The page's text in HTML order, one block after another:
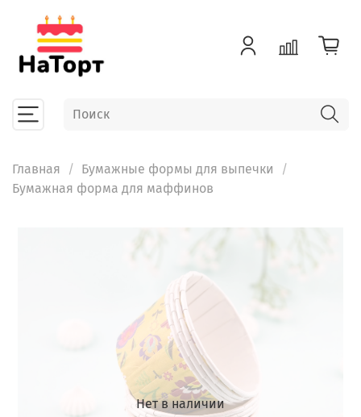
Главная
Бумажные формы для выпечки
Бумажная форма для маффинов
Нет в наличии